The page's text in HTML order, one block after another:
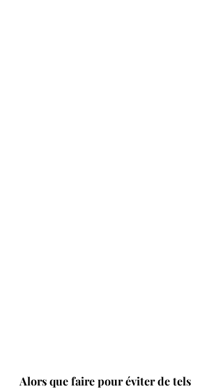
Alors que faire pour éviter de tels